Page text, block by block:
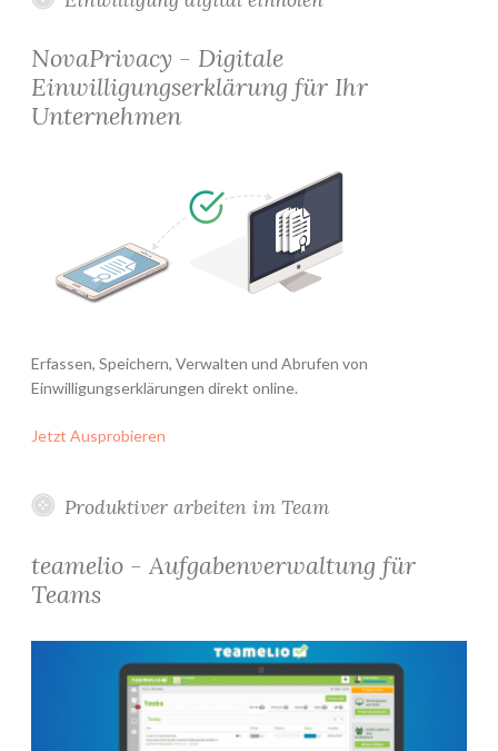
NovaPrivacy - Digitale
Einwilligungserklärung für Ihr
Unternehmen
Erfassen, Speichern, Verwalten und Abrufen von
Einwilligungserklärungen direkt online.
Jetzt Ausprobieren
Produktiver arbeiten im Team
teamelio - Aufgabenverwaltung für
Teams